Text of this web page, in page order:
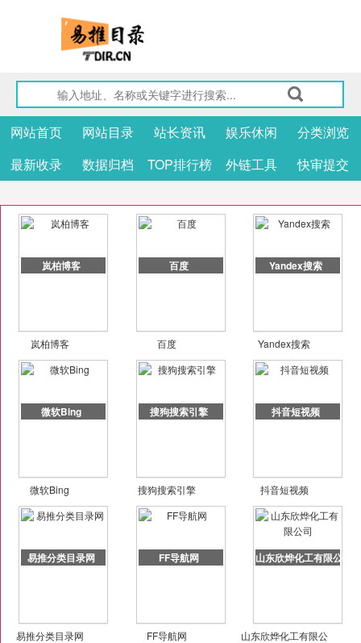
网站首页 网站目录 站长资讯 娱乐休闲
分类浏览
最新收录
数据归档 TOP排行榜 外链工具 快审提交
岚柏博客
岚柏博客
百度
百度
Yandex搜索
Yandex搜索
微软Bing
微软Bing
搜狗搜索引擎
搜狗搜索引擎
抖音短视频
抖音短视频
易推分类目录网
易推分类目录网
FF导航网
FF导航网
山东欣烨化工有限公司
山东欣烨化工有限公